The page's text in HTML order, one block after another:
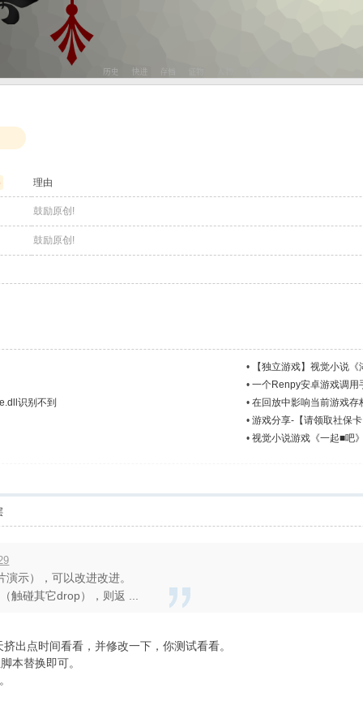
理由
鼓励原创!
鼓励原创!
•
【独立游戏】视觉小说
•一个Renpy安卓游戏调用
识别不到
•在回放中影响当前游戏存
•游戏分享-【请领取社保
•视觉小说游戏《一起■吧
示），可以改进改进。
触碰其它drop），则返 ...
出点时间看看，并修改一下，你测试看看。
本替换即可。